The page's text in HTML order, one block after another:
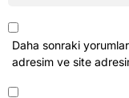
Daha sonraki
adresim ve site